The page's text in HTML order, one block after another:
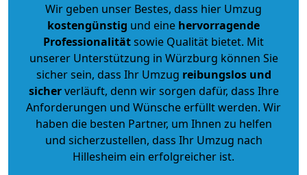
Wir geben unser Bestes, dass hier Umzug
kostengünstig und eine hervorragende
Professionalitätsowie Qualität bietet. Mit
unserer Unterstützung in Würzburg können Sie
sicher sein, dass Ihr Umzug reibungslos und
sicherverläuft, denn wir sorgen dafür, dass Ihre
Anforderungen und Wünsche erfüllt werden. Wir
haben die besten Partner, um Ihnen zu helfen
und sicherzustellen, dass Ihr Umzug nach
Hillesheim ein erfolgreicher ist.